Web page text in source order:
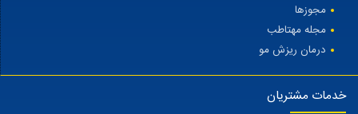
مجوزها
مجله مهتاطب
درمان ریزش مو
خدمات مشتریان